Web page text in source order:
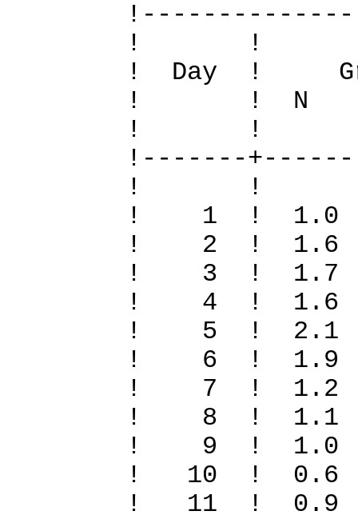
!
! Day !
! ! N S
!
!-------
!
! 1 ! 1.0
! 2 ! 1.6
! 3 ! 1.7
! 4 ! 1.6
! 5 ! 2.1
! 6 ! 1.9
! 7 ! 1.2
! 8 ! 1.1
! 9 !
! 10 !
! 11 !